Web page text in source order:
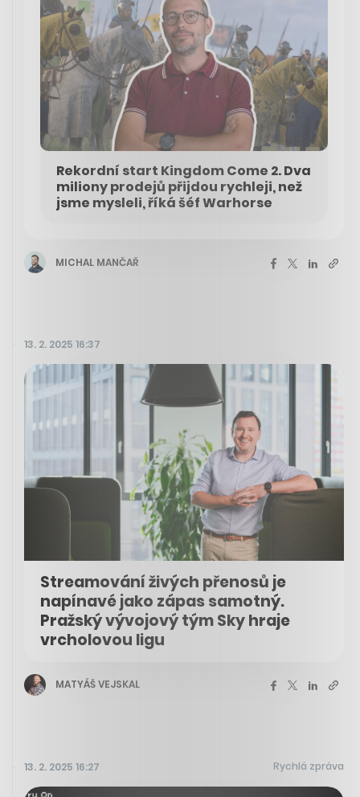
Rekordní start Kingdom Come 2. Dva
miliony prodejů přijdou rychleji, než
jsme mysleli, říká šéf Warhorse
MICHAL MANČAŘ
13. 2. 2025 16:37
Streamování živých přenosů je
napínavé jako zápas samotný.
Pražský vývojový tým Sky hraje
vrcholovou ligu
MATYÁŠ VEJSKAL
13. 2. 2025 16:27 Rychlá zpráva